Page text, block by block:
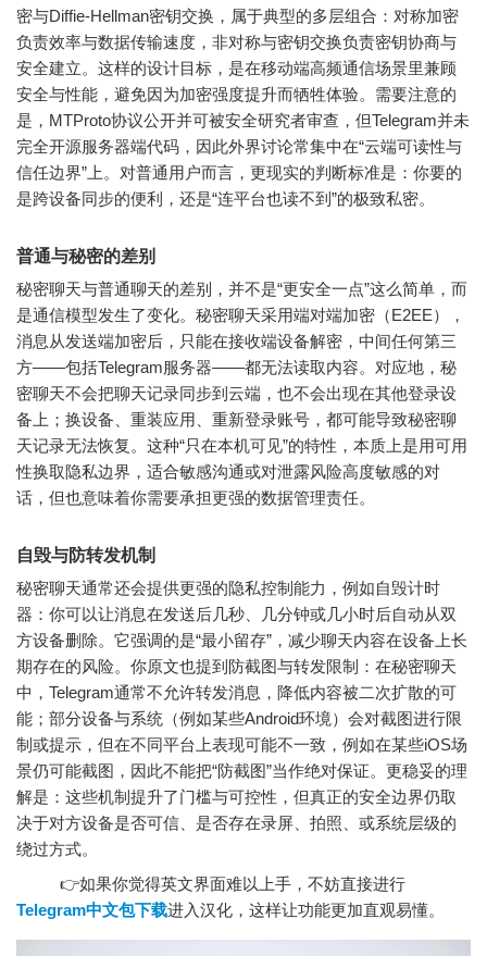
密与Diffie-Hellman密钥交换，属于典型的多层组合：对称加密
负责效率与数据传输速度，非对称与密钥交换负责密钥协商与
安全建立。这样的设计目标，是在移动端高频通信场景里兼顾
安全与性能，避免因为加密强度提升而牺牲体验。需要注意的
是，MTProto协议公开并可被安全研究者审查，但Telegram并未
完全开源服务器端代码，因此外界讨论常集中在“云端可读性与
信任边界”上。对普通用户而言，更现实的判断标准是：你要的
是跨设备同步的便利，还是“连平台也读不到”的极致私密。
普通与秘密的差别
秘密聊天与普通聊天的差别，并不是“更安全一点”这么简单，而
是通信模型发生了变化。秘密聊天采用端对端加密（E2EE），
消息从发送端加密后，只能在接收端设备解密，中间任何第三
方——包括Telegram服务器——都无法读取内容。对应地，秘
密聊天不会把聊天记录同步到云端，也不会出现在其他登录设
备上；换设备、重装应用、重新登录账号，都可能导致秘密聊
天记录无法恢复。这种“只在本机可见”的特性，本质上是用可用
性换取隐私边界，适合敏感沟通或对泄露风险高度敏感的对
话，但也意味着你需要承担更强的数据管理责任。
自毁与防转发机制
秘密聊天通常还会提供更强的隐私控制能力，例如自毁计时
器：你可以让消息在发送后几秒、几分钟或几小时后自动从双
方设备删除。它强调的是“最小留存”，减少聊天内容在设备上长
期存在的风险。你原文也提到防截图与转发限制：在秘密聊天
中，Telegram通常不允许转发消息，降低内容被二次扩散的可
能；部分设备与系统（例如某些Android环境）会对截图进行限
制或提示，但在不同平台上表现可能不一致，例如在某些iOS场
景仍可能截图，因此不能把“防截图”当作绝对保证。更稳妥的理
解是：这些机制提升了门槛与可控性，但真正的安全边界仍取
决于对方设备是否可信、是否存在录屏、拍照、或系统层级的
绕过方式。
👉如果你觉得英文界面难以上手，不妨直接进行
Telegram中文包下载进入汉化，这样让功能更加直观易懂。